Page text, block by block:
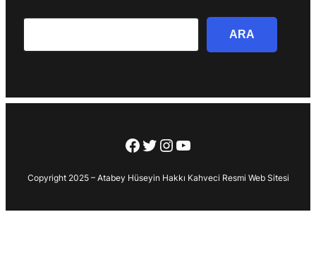
ARA
Facebook
Twitter
Instagram
YouTube
Copyright 2025 – Atabey Hüseyin Hakkı Kahveci Resmi Web Sitesi